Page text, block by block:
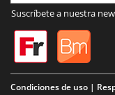
Suscríbete a nuestra
Condiciones de uso |